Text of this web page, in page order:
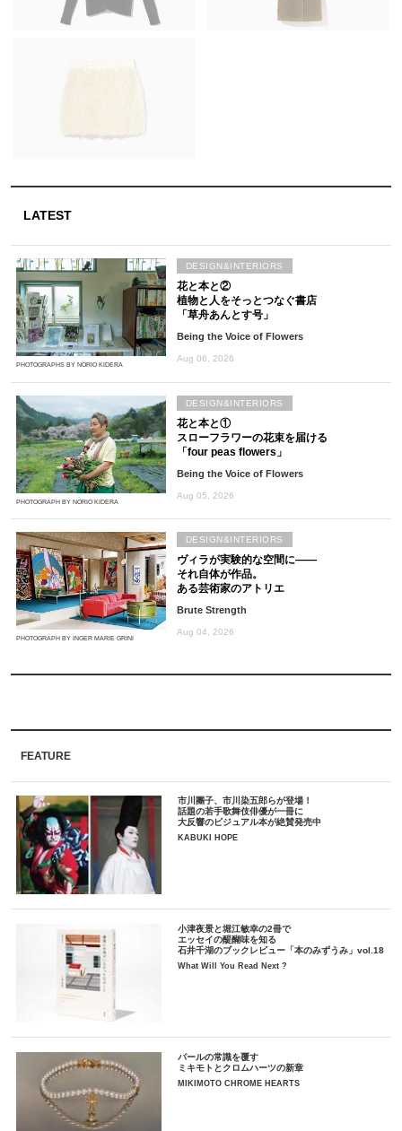
LATEST
PHOTOGRAPHS BY NORIO KIDERA
花と本と②
植物と人をそっとつなぐ書店
「草舟あんとす号」
Being the Voice of Flowers
Aug 06, 2026
DESIGN&INTERIORS
PHOTOGRAPH BY NORIO KIDERA
花と本と①
スローフラワーの花束を届ける
「four peas flowers」
Being the Voice of Flowers
Aug 05, 2026
DESIGN&INTERIORS
PHOTOGRAPH BY INGER MARIE GRINI
ヴィラが実験的な空間に――
それ自体が作品。
ある芸術家のアトリエ
Brute Strength
Aug 04, 2026
DESIGN&INTERIORS
FEATURE
市川團子、市川染五郎らが登場！
話題の若手歌舞伎俳優が一冊に
大反響のビジュアル本が絶賛発売中
KABUKI HOPE
小津夜景と堀江敏幸の2冊で
エッセイの醍醐味を知る
石井千湖のブックレビュー「本のみずうみ」vol.18
What Will You Read Next ?
パールの常識を覆す
ミキモトとクロムハーツの新章
MIKIMOTO CHROME HEARTS